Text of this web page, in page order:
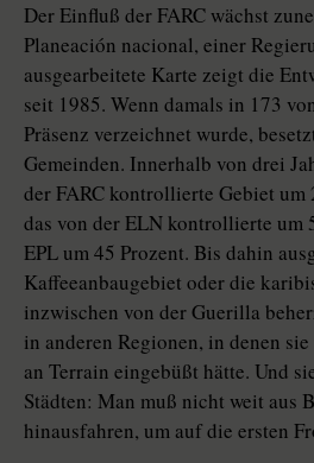
Der Einfluß der FARC wächst
Planeación nacional, einer
ausgearbeitete Karte zeigt die
seit 1985. Wenn damals in 173
Präsenz verzeichnet wurde,
Gemeinden. Innerhalb von drei
der FARC kontrollierte Gebiet um
das von der ELN kontrollierte um
EPL um 45 Prozent. Bis dahin
Kaffeeanbaugebiet oder die
inzwischen von der Guerilla
in anderen Regionen, in denen
an Terrain eingebüßt hätte. Und
Städten: Man muß nicht weit aus
hinausfahren, um auf die ersten